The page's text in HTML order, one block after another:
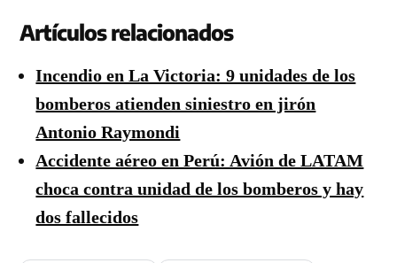
Artículos relacionados
Incendio en La Victoria: 9 unidades de los
bomberos atienden siniestro en jirón
Antonio Raymondi
Accidente aéreo en Perú: Avión de LATAM
choca contra unidad de los bomberos y hay
dos fallecidos